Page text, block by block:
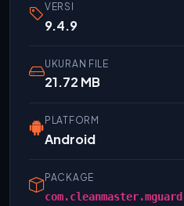
VERSI
9.4.9
UKURAN FILE
21.72 MB
PLATFORM
Android
PACKAGE
com.cleanmaster.mguard